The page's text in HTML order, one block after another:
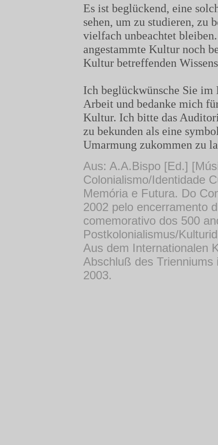
Es ist beglückend, eine
sehen, um zu studieren, zu
vielfach unbeachtet
angestammte Kultur noch
Kultur betreffenden
Ich beglückwünsche Sie
Arbeit und bedanke mich
Kultur. Ich bitte das
zu bekunden als eine
Umarmung zukommen zu
Aus: A.A.Bispo [Ed.]
Colonialismo/Identidade
Memória e Futura. Do
2002 pelo encerramento
comemorativo dos 500
Postkolonialismus/
Aus dem Internationalen
Abschluß des Trienniums
2003.